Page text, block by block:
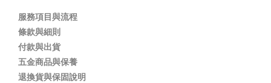
服務項目與流程
條款與細則
付款與出貨
五金商品與保養
退換貨與保固說明